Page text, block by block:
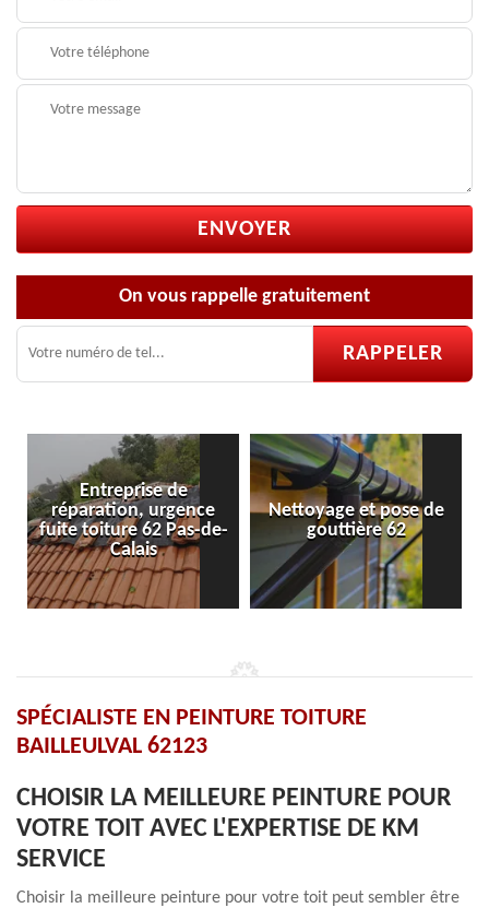
On vous rappelle gratuitement
de-
Nettoyage et pose de
gouttière 62
Pose et réparation de
velux 62
SPÉCIALISTE EN PEINTURE TOITURE
BAILLEULVAL 62123
CHOISIR LA MEILLEURE PEINTURE POUR
VOTRE TOIT AVEC L'EXPERTISE DE KM
SERVICE
Choisir la meilleure peinture pour votre toit peut sembler être